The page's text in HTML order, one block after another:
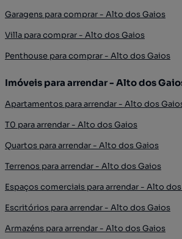
Garagens para comprar - Alto dos Gaios
Villa para comprar - Alto dos Gaios
Penthouse para comprar - Alto dos Gaios
Imóveis para arrendar - Alto dos
Apartamentos para arrendar - Alto dos
T0 para arrendar - Alto dos Gaios
Quartos para arrendar - Alto dos Gaios
Terrenos para arrendar - Alto dos Gaios
Espaços comerciais para arrendar - Alto
Escritórios para arrendar - Alto dos Gaios
Armazéns para arrendar - Alto dos Gaios